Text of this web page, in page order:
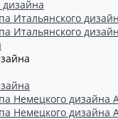
дизайна
Итальянского
Итальянского
Немецкого дизайна
Немецкого дизайна